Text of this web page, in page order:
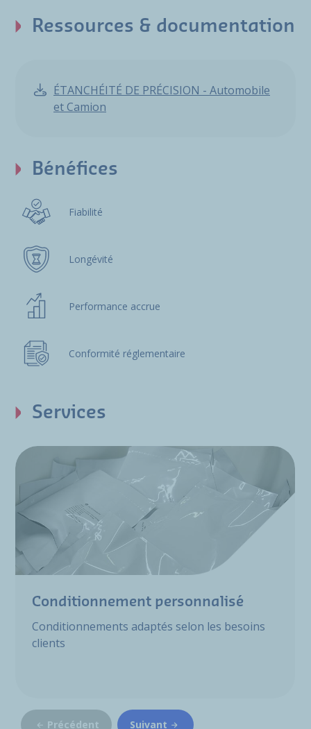
Ressources & documentation
ÉTANCHÉITÉ DE PRÉCISION - Automobile
et Camion
Bénéfices
Fiabilité
Longévité
Performance accrue
Conformité réglementaire
Services
Conditionnement personnalisé
Conditionnements adaptés selon les besoins
clients
Précédent Suivant